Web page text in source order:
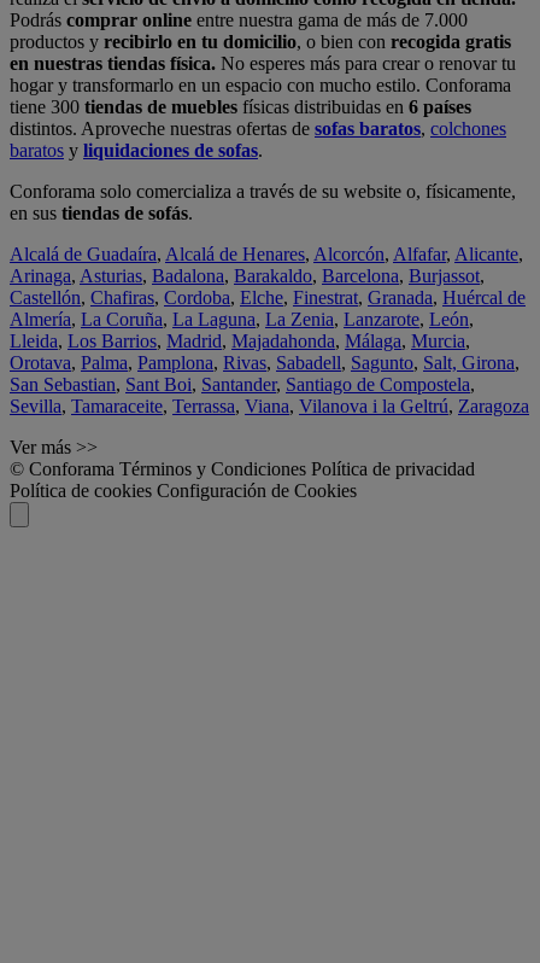
Podrás comprar online entre nuestra gama de más de 7.000
productos y recibirlo en tu domicilio, o bien con recogida gratis
en nuestras tiendas física. No esperes más para crear o renovar tu
hogar y transformarlo en un espacio con mucho estilo. Conforama
tiene 300 tiendas de muebles físicas distribuidas en 6 países
distintos. Aproveche nuestras ofertas de sofas baratos, colchones
baratos y liquidaciones de sofas.
Conforama solo comercializa a través de su website o, físicamente,
en sus tiendas de sofás.
Alcalá de Guadaíra, Alcalá de Henares, Alcorcón, Alfafar, Alicante,
Arinaga, Asturias, Badalona, Barakaldo, Barcelona, Burjassot,
Castellón, Chafiras, Cordoba, Elche, Finestrat, Granada, Huércal de
Almería, La Coruña, La Laguna, La Zenia, Lanzarote, León,
Lleida, Los Barrios, Madrid, Majadahonda, Málaga, Murcia,
Orotava, Palma, Pamplona, Rivas, Sabadell, Sagunto, Salt, Girona,
San Sebastian, Sant Boi, Santander, Santiago de Compostela,
Sevilla, Tamaraceite, Terrassa, Viana, Vilanova i la Geltrú, Zaragoza
Ver más >>
© Conforama Términos y Condiciones Política de privacidad
Política de cookies Configuración de Cookies